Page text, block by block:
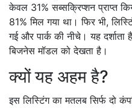
केवल 31% सब्सक्रिप्शन प्राप्त
81% मिल गया था। फिर भी,
गई और पार्क की नीचे। यह दर्शाता
बिजनेस मॉडल को देखता है।
क्यों यह अहम है?
इस लिस्टिंग का मतलब सिर्फ दो